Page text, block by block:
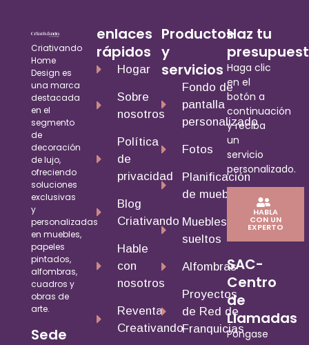
Criativando
Home
Design es
una marca
destacada
en el
segmento
de
decoración
de lujo,
ofreciendo
soluciones
exclusivas
y
personalizadas
en muebles,
papeles
pintados,
alfombras,
cuadros y
obras de
arte.
Sede
enlaces
rápidos
Hogar
Sobre
nosotros
Política
de
privacidad
Blog
Criativando
Hable
con
nosotros
Reventa
Creativando
Productos
y
servicios
Fondo de
pantalla
personalizado
Fotos
Planificación
de muebles
Muebles
sueltos
Alfombras
Proyectos
de Red de
Franquicias
Haz tu
Haga clic
en el
botón a
continuación
y reciba
un
servicio
personalizado.
HABLA
CON UN
EXPERTO
SAC-
Centro
de
Llamadas
Póngase